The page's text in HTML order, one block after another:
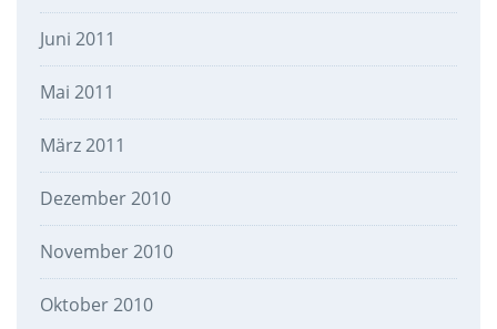
Juni 2011
Mai 2011
März 2011
Dezember 2010
November 2010
Oktober 2010